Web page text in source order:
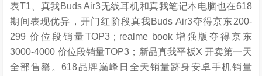
表T1、真我Buds Air3无线耳机和真我笔记本电脑也在618
期间表现优异，开门红阶段真我Buds Air3夺得京东200-
299 价位段销量TOP3；realme book 增强版夺得京东
3000-4000 价位段销量TOP3；新品真我平板X 开卖第一天
全部售罄。618品牌巅峰日全天销量跻身安卓手机销量